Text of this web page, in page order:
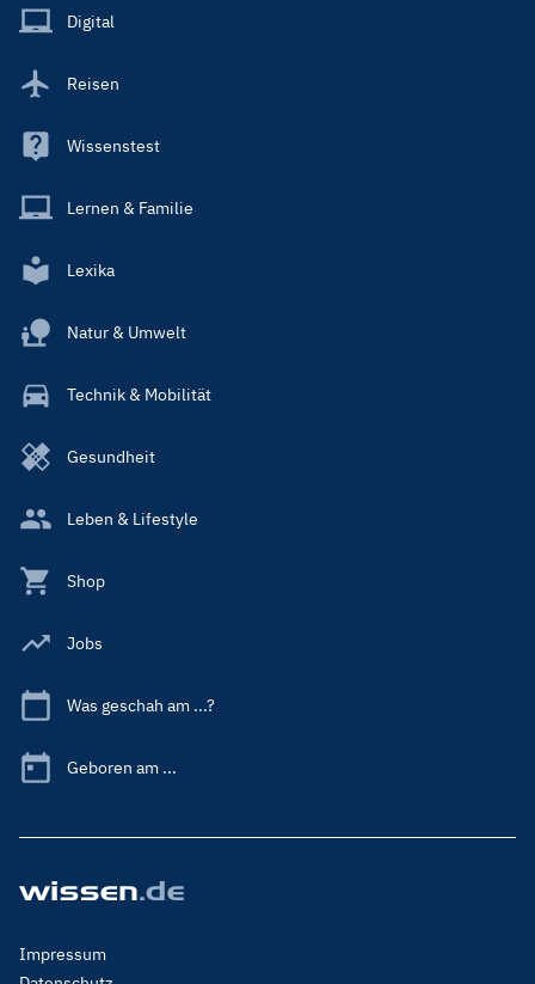
Main
Digital
Reisen
Wissenstest
Lernen & Familie
Lexika
Natur & Umwelt
Technik & Mobilität
Gesundheit
Leben & Lifestyle
Shop
Jobs
Was geschah am ...?
Geboren am ...
Footer
Impressum